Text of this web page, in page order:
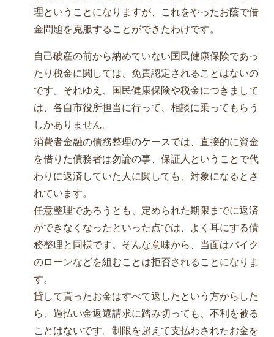
理ということになりますが、これをやったお蔭で借
金問題を克服することができたわけです。
自己破産の前から納めていない国民健康保険であっ
たり税金に関しては、免責認定されることはないの
です。それゆえ、国民健康保険や税金につきまして
は、各自市役所担当に行って、相談に乗ってもらう
しかありません。
消費者金融の債務整理のケースでは、直接的に資金
を借りた債務者は勿論の事、保証人ということで代
わりに返済していた人に関しても、対象になるとさ
れています。
任意整理であろうとも、定められた期限までに返済
ができなくなったといった点では、よく耳にする債
務整理と同様です。そんな意味から、当面はバイク
のローンなどを組むことは拒否されることになりま
す。
貸して貰ったお金はすべて返したという方からした
ら、過払い金返還請求に踏み切っても、不利を被る
ことはないです。制限を超えて支払わされたお金を